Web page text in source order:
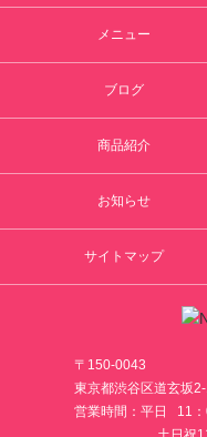
メニュー
ブログ
商品紹介
お知らせ
サイトマップ
〒150-0043
東京都渋谷区道玄坂
営業時間：平日 11：